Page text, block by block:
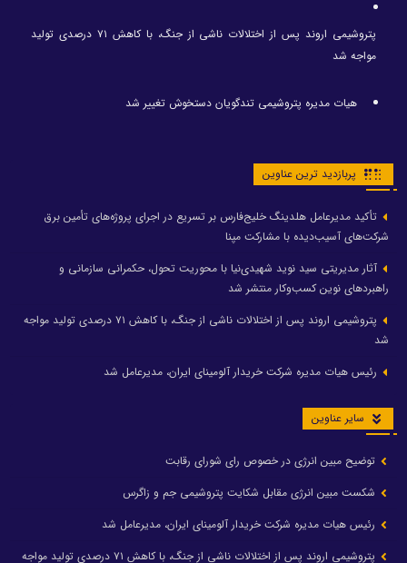
پتروشیمی اروند پس از اختلالات ناشی از جنگ، با کاهش ۷۱ درصدی تولید
مواجه شد
هیات مدیره پتروشیمی تندگویان دستخوش تغییر شد
پربازدید ترین عناوین
تأکید مدیرعامل هلدینگ خلیج‌فارس بر تسریع در اجرای پروژه‌های تأمین برق
شرکت‌های آسیب‌دیده با مشارکت مپنا
آثار مدیریتی سید نوید شهیدی‌نیا با محوریت تحول، حکمرانی سازمانی و
راهبردهای نوین کسب‌وکار منتشر شد
پتروشیمی اروند پس از اختلالات ناشی از جنگ، با کاهش ۷۱ درصدی تولید مواجه
شد
رئیس هیات مدیره شرکت خریدار آلومینای ایران، مدیرعامل شد
سایر عناوین
توضیح مبین انرژی در خصوص رای شورای رقابت
شکست مبین انرژی مقابل شکایت پتروشیمی جم و زاگرس
رئیس هیات مدیره شرکت خریدار آلومینای ایران، مدیرعامل شد
پتروشیمی اروند پس از اختلالات ناشی از جنگ، با کاهش ۷۱ درصدی تولید مواجه